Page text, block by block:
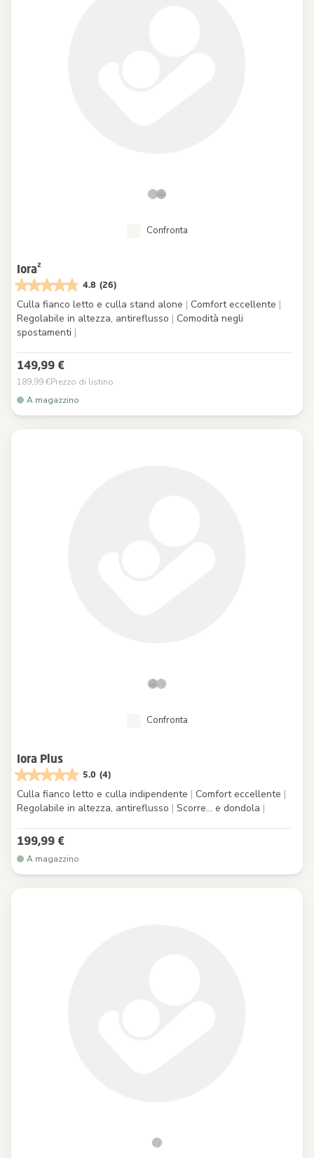
Confronta
Iora²
4.8 (26)
Culla fianco letto e culla stand alone | Comfort eccellente |
Regolabile in altezza, antireflusso | Comodità negli
spostamenti |
149,99 €
189,99 €Prezzo di listino
A magazzino
Confronta
Iora Plus
5.0 (4)
Culla fianco letto e culla indipendente | Comfort eccellente |
Regolabile in altezza, antireflusso | Scorre... e dondola |
199,99 €
A magazzino